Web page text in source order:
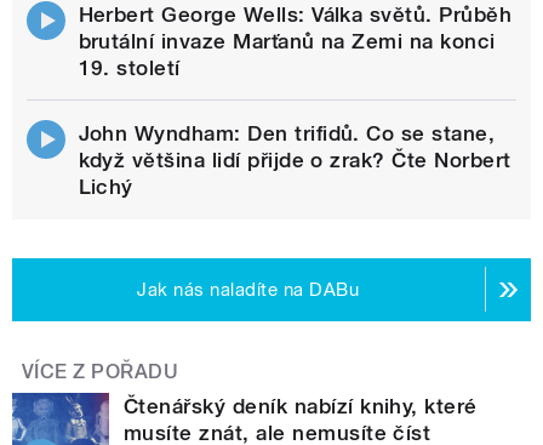
Herbert George Wells: Válka světů. Průběh
brutální invaze Marťanů na Zemi na konci
19. století
John Wyndham: Den trifidů. Co se stane,
když většina lidí přijde o zrak? Čte Norbert
Lichý
Jak nás naladíte na DABu
VÍCE Z POŘADU
Čtenářský deník nabízí knihy, které
musíte znát, ale nemusíte číst